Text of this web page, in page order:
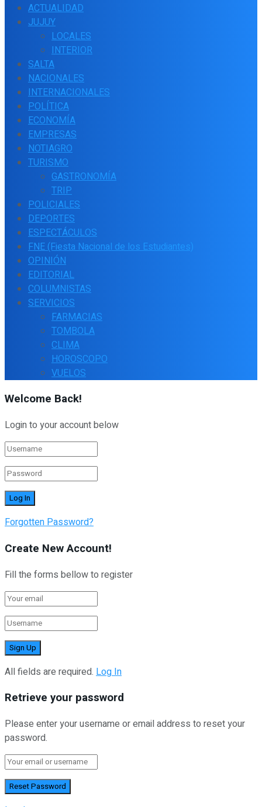
ACTUALIDAD
JUJUY
LOCALES
INTERIOR
SALTA
NACIONALES
INTERNACIONALES
POLÍTICA
ECONOMÍA
EMPRESAS
NOTIAGRO
TURISMO
GASTRONOMÍA
TRIP
POLICIALES
DEPORTES
ESPECTÁCULOS
FNE (Fiesta Nacional de los Estudiantes)
OPINIÓN
EDITORIAL
COLUMNISTAS
SERVICIOS
FARMACIAS
TOMBOLA
CLIMA
HOROSCOPO
VUELOS
Welcome Back!
Login to your account below
Forgotten Password?
Create New Account!
Fill the forms bellow to register
All fields are required. Log In
Retrieve your password
Please enter your username or email address to reset your
password.